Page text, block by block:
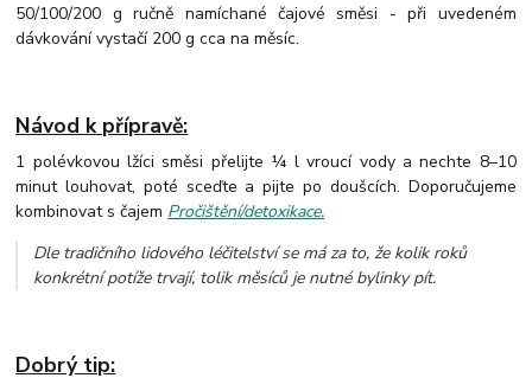
50/100/200 g ručně namíchané čajové směsi - při uvedeném
dávkování vystačí 200 g cca na měsíc.
Návod k přípravě:
1 polévkovou lžíci směsi přelijte ¼ l vroucí vody a nechte 8–10
minut louhovat, poté sceďte a pijte po doušcích. Doporučujeme
kombinovat s čajem Pročištění/detoxikace.
Dle tradičního lidového léčitelství se má za to, že kolik roků
konkrétní potíže trvají, tolik měsíců je nutné bylinky pít.
Dobrý tip: